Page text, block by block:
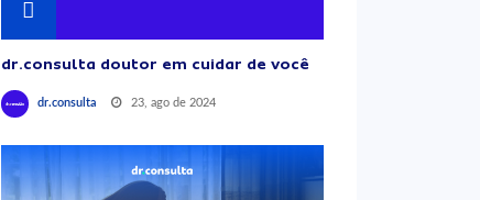
dr.consulta doutor em cuidar de você
dr.consulta 23, ago de 2024